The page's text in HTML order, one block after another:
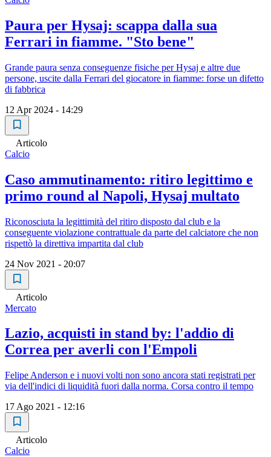
Paura per Hysaj: scappa dalla sua
Ferrari in fiamme. "Sto bene"
Grande paura senza conseguenze fisiche per Hysaj e altre due
persone, uscite dalla Ferrari del giocatore in fiamme: forse un difetto
di fabbrica
12 Apr 2024 - 14:29
Articolo
Calcio
Caso ammutinamento: ritiro legittimo e
primo round al Napoli, Hysaj multato
Riconosciuta la legittimità del ritiro disposto dal club e la
conseguente violazione contrattuale da parte del calciatore che non
rispettò la direttiva impartita dal club
24 Nov 2021 - 20:07
Articolo
Mercato
Lazio, acquisti in stand by: l'addio di
Correa per averli con l'Empoli
Felipe Anderson e i nuovi volti non sono ancora stati registrati per
via dell'indici di liquidità fuori dalla norma. Corsa contro il tempo
17 Ago 2021 - 12:16
Articolo
Calcio